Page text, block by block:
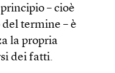
– cioè
termine – è
la propria
dei fatti.